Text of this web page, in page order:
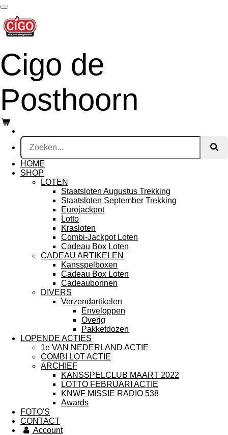
Ga
direct
naar
de
Cigo de
Posthoorn
HOME
SHOP
LOTEN
Staatsloten Augustus Trekking
Staatsloten September Trekking
Eurojackpot
Lotto
Krasloten
Combi-Jackpot Loten
Cadeau Box Loten
CADEAU ARTIKELEN
Kansspelboxen
Cadeau Box Loten
Cadeaubonnen
DIVERS
Verzendartikelen
Enveloppen
Overig
Pakketdozen
LOPENDE ACTIES
1e VAN NEDERLAND ACTIE
COMBI LOT ACTIE
ARCHIEF
KANSSPELCLUB MAART 2022
LOTTO FEBRUARI ACTIE
KNWF MISSIE RADIO 538
Awards
FOTO'S
CONTACT
Account